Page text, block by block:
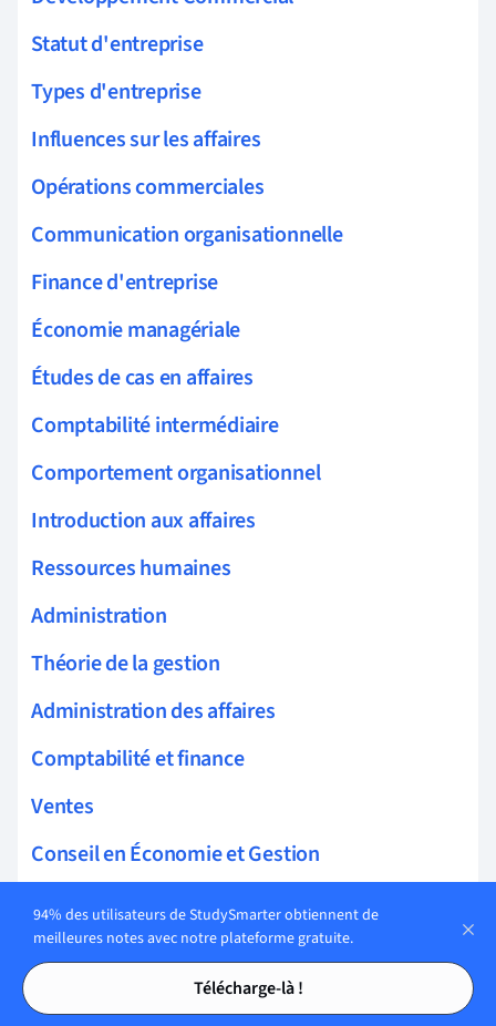
Tables des matières
Tables des matières
Statut d'entreprise
Types d'entreprise
Influences sur les affaires
Opérations commerciales
Communication organisationnelle
Finance d'entreprise
Économie managériale
Études de cas en affaires
Comptabilité intermédiaire
Comportement organisationnel
Introduction aux affaires
Ressources humaines
Administration
Théorie de la gestion
Administration des affaires
Comptabilité et finance
Ventes
Conseil en Économie et Gestion
Culture financière
Acquisition de talents
94% des utilisateurs de StudySmarter obtiennent de
meilleures notes avec notre plateforme gratuite.
Télécharge-là !